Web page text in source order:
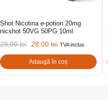
Shot Nicotina e-potion 20mg
nicshot 50VG 50PG 10ml
29,00lei 28,00 lei TVA inclus
Adaugă în coș